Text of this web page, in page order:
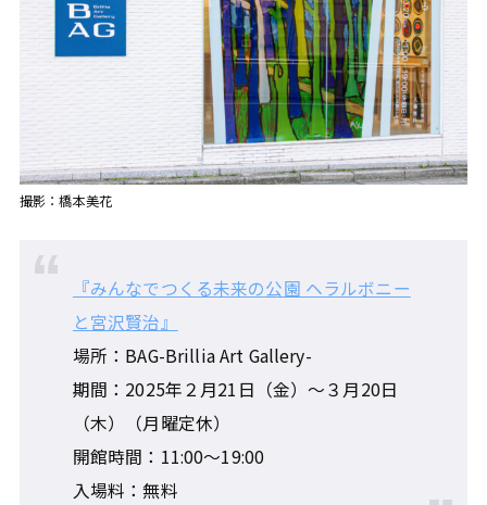
撮影：橋本美花
『みんなでつくる未来の公園 ヘラルボニー
と宮沢賢治』
場所：BAG-Brillia Art Gallery-
期間：2025年２月21日（金）～３月20日
（木）（月曜定休）
開館時間：11:00〜19:00
入場料：無料